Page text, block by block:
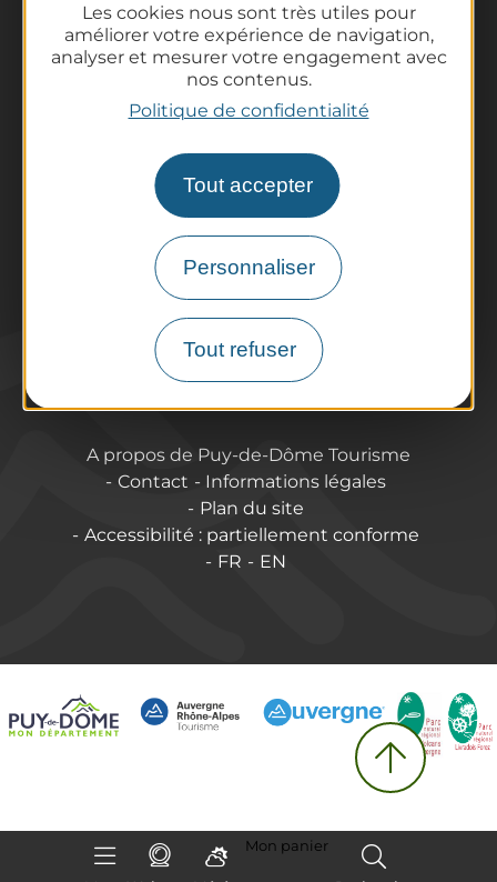
Les cookies nous sont très utiles pour
améliorer votre expérience de navigation,
analyser et mesurer votre engagement avec
nos contenus.
Politique de confidentialité
Tout accepter
Personnaliser
Tout refuser
Mon panier
Randonnées
Tout l'agenda
Préparer son voyage
Informations pratiques
Comment venir ?
Destination accessible
Pro / Partenaires
Qui sommes-nous ?
Espace Pro & Presse
Labels & Qualifications
Annoncer vos événements
A propos de Puy-de-Dôme Tourisme
Contact
Informations légales
Plan du site
Accessibilité : partiellement conforme
FR
EN